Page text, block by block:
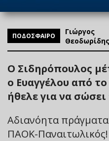
ΠΟΔΟΣΦΑΙΡΟ
Γιώργος
Θεοδωρίδης
Ο Σιδηρόπουλος
ο Ευαγγέλου από
ήθελε για να
Αδιανόητα
ΠΑΟΚ-Παναιτωλικός!